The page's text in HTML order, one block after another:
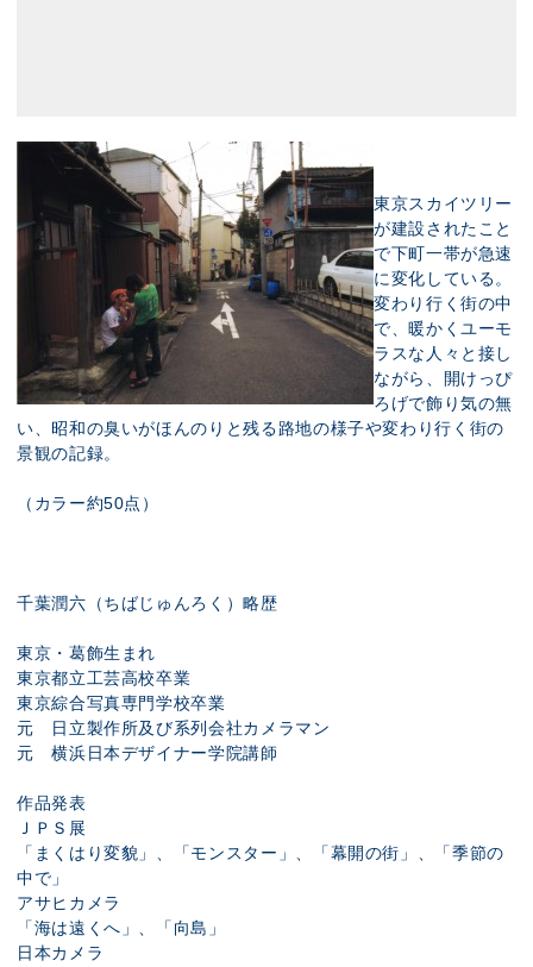
東京スカイツリー
が建設されたこと
で下町一帯が急速
に変化している。
変わり行く街の中
で、暖かくユーモ
ラスな人々と接し
ながら、開けっぴ
ろげで飾り気の無
い、昭和の臭いがほんのりと残る路地の様子や変わり行く街の
景観の記録。
（カラー約50点）
千葉潤六（ちばじゅんろく）略歴
東京・葛飾生まれ
東京都立工芸高校卒業
東京綜合写真専門学校卒業
元 日立製作所及び系列会社カメラマン
元 横浜日本デザイナー学院講師
作品発表
ＪＰＳ展
「まくはり変貌」、「モンスター」、「幕開の街」、「季節の
中で」
アサヒカメラ
「海は遠くへ」、「向島」
日本カメラ